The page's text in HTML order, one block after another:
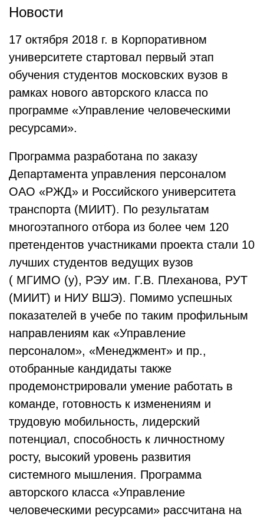
Новости
17 октября 2018 г. в Корпоративном
университете стартовал первый этап
обучения студентов московских вузов в
рамках нового авторского класса по
программе «Управление человеческими
ресурсами».
Программа разработана по заказу
Департамента управления персоналом
ОАО «РЖД» и Российского университета
транспорта (МИИТ). По результатам
многоэтапного отбора из более чем 120
претендентов участниками проекта стали 10
лучших студентов ведущих вузов
( МГИМО (у), РЭУ им. Г.В. Плеханова, РУТ
(МИИТ) и НИУ ВШЭ). Помимо успешных
показателей в учебе по таким профильным
направлениям как «Управление
персоналом», «Менеджмент» и пр.,
отобранные кандидаты также
продемонстрировали умение работать в
команде, готовность к изменениям и
трудовую мобильность, лидерский
потенциал, способность к личностному
росту, высокий уровень развития
системного мышления. Программа
авторского класса «Управление
человеческими ресурсами» рассчитана на